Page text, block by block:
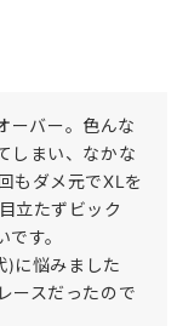
ーバー。色んな
しまい、なかな
もダメ元でXLを
立たずビック
す。
)に悩みました
ースだったので